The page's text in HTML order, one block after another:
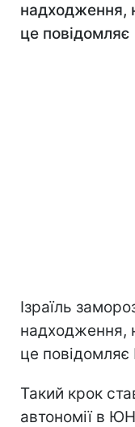
надходження,
це
Ізраїль
надходження,
це
Такий крок
автономії в